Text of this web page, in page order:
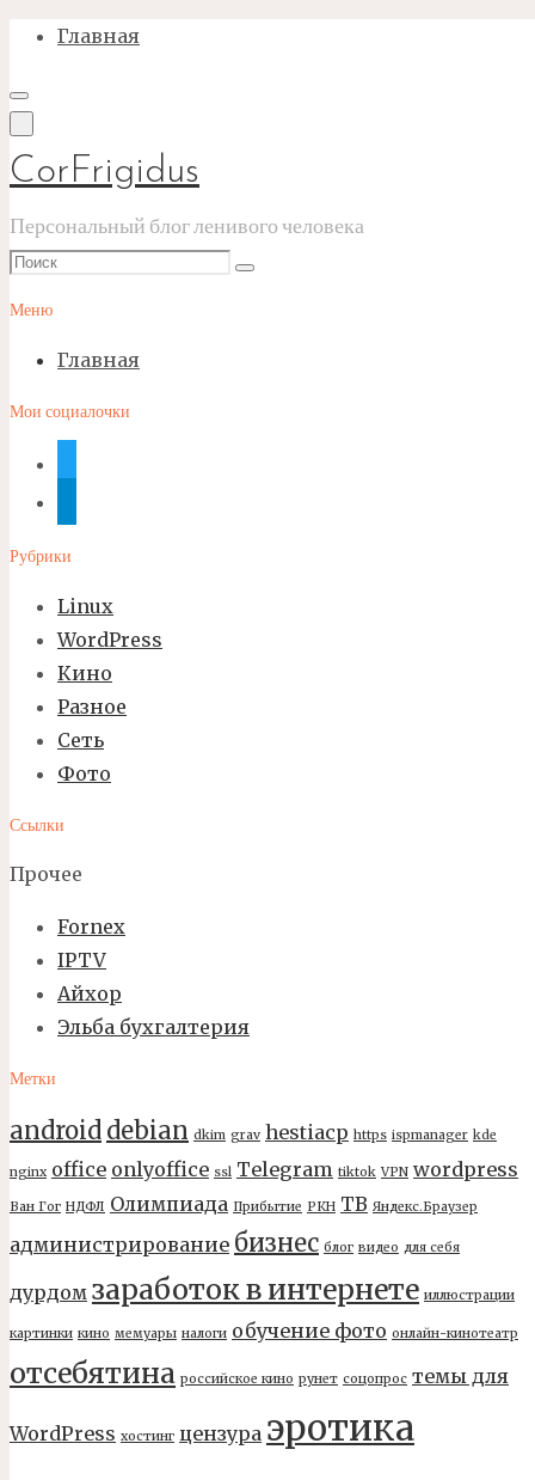
Перейти
содержимому
Главная
CorFrigidus
Персональный блог ленивого человека
Что
Поиск
Меню
Главная
Мои социалочки
Рубрики
Linux
WordPress
Кино
Разное
Сеть
Фото
Ссылки
Прочее
Fornex
IPTV
Айхор
Эльба бухгалтерия
Метки
android debian dkim grav hestiacp https ispmanager kde
nginx office onlyoffice ssl Telegram tiktok VPN wordpress
Ван Гог НДФЛ Олимпиада Прибытие РКН ТВ Яндекс.Браузер
администрирование бизнес блог видео для себя
дурдом заработок в интернете иллюстрации
картинки кино мемуары налоги обучение фото онлайн-кинотеатр
отсебятина российское кино рунет соцопрос темы для
WordPress хостинг цензура эротика